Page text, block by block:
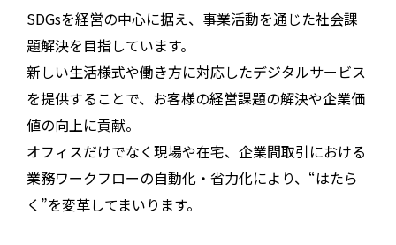
SDGsを経営の中心に据え、事業活動を通じた社会課
題解決を目指しています。
新しい生活様式や働き方に対応したデジタルサービス
を提供することで、お客様の経営課題の解決や企業価
値の向上に貢献。
オフィスだけでなく現場や在宅、企業間取引における
業務ワークフローの自動化・省力化により、“はたら
く”を変革してまいります。